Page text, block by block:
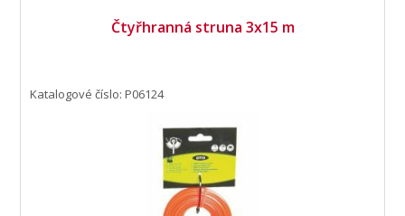
Čtyřhranná struna 3x15 m
Katalogové číslo: P06124